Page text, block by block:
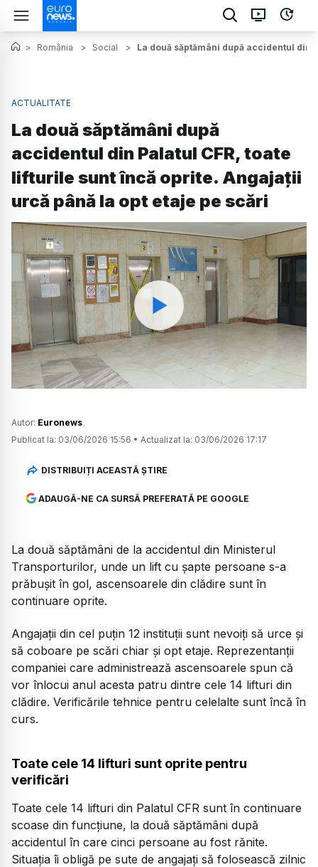
> România > Social > La două săptămâni după accidentul
ACTUALITATE
La două săptămâni după
accidentul din Palatul CFR, toate
lifturile sunt încă oprite. Angajații
urcă până la opt etaje pe scări
Watch
Autor: Euronews
Publicat la: 03/06/2026 15:56 • Actualizat la: 03/06/2026 17:17
DISTRIBUIȚI ACEASTĂ ȘTIRE
ADAUGĂ-NE CA SURSĂ PREFERATĂ PE GOOGLE
La două săptămâni de la accidentul din Ministerul
Transporturilor, unde un lift cu șapte persoane s-a
prăbușit în gol, ascensoarele din clădire sunt în
continuare oprite.
Angajații din cel puțin 12 instituții sunt nevoiți să urce și
să coboare pe scări chiar și opt etaje. Reprezentanții
companiei care administrează ascensoarele spun că
vor înlocui anul acesta patru dintre cele 14 lifturi din
clădire. Verificările tehnice pentru celelalte sunt încă în
curs.
Toate cele 14 lifturi sunt oprite pentru
verificări
Toate cele 14 lifturi din Palatul CFR sunt în continuare
scoase din funcțiune, la două săptămâni după
accidentul în care cinci persoane au fost rănite.
Situația îi obligă pe sute de angajați să folosească zilnic